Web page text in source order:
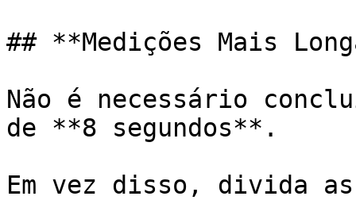
## **Medições Mais
Não é necessário
de **8 segundos**.
Em vez disso, divida as